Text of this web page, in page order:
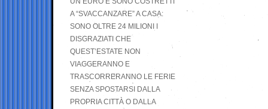
A “SVACCANZARE” A CASA:
SONO OLTRE 24 MILIONI I
DISGRAZIATI CHE
QUEST’ESTATE NON
VIAGGERANNO E
TRASCORRERANNO LE FERIE
SENZA SPOSTARSI DALLA
PROPRIA CITTÀ O DALLA